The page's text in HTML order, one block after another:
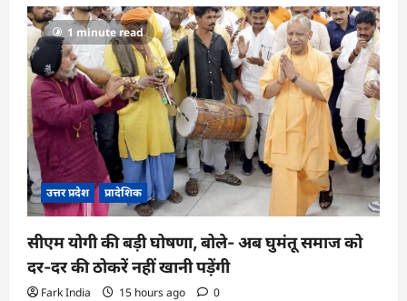
1 minute read
उत्तर प्रदेश प्रादेशिक
सीएम योगी की बड़ी घोषणा, बोले- अब घुमंतू समाज को
दर-दर की ठोकरें नहीं खानी पड़ेंगी
Fark India 15 hours ago 0